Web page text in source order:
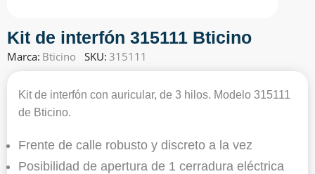
Kit de interfón 315111 Bticino
Marca: Bticino SKU: 315111
Kit de interfón con auricular, de 3 hilos. Modelo 315111
de Bticino.
Frente de calle robusto y discreto a la vez
Posibilidad de apertura de 1 cerradura eléctrica